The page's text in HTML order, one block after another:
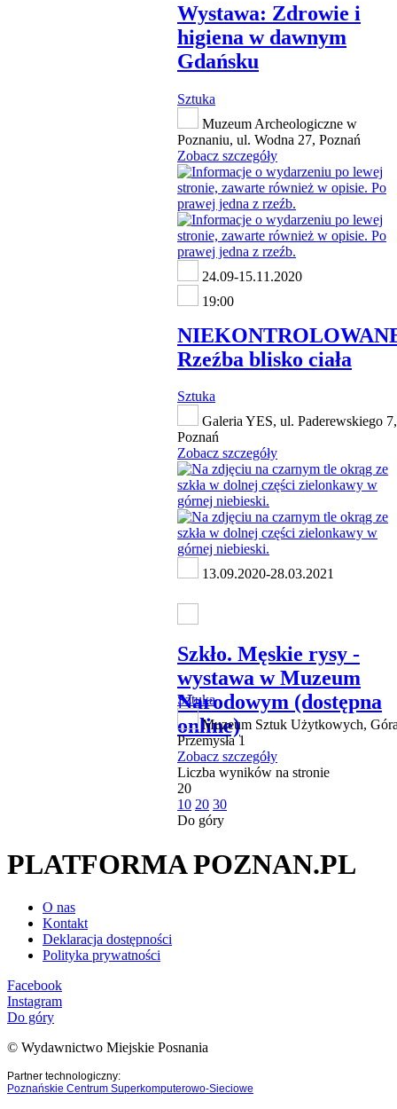
Wystawa: Zdrowie i
higiena w dawnym
Gdańsku
Sztuka
Muzeum Archeologiczne w
Poznaniu, ul. Wodna 27, Poznań
Zobacz szczegóły
24.09-15.11.2020
19:00
Rzeźba blisko ciała
Sztuka
Galeria YES, ul. Paderewskiego 7,
Poznań
Zobacz szczegóły
13.09.2020-28.03.2021
Szkło. Męskie rysy -
wystawa w Muzeum
Narodowym (dostępna
online)
Sztuka
Muzeum Sztuk Użytkowych,
Przemysła 1
Zobacz szczegóły
Liczba wyników na stronie
20
10 20 30
Do góry
PLATFORMA POZNAN.PL
O nas
Kontakt
Deklaracja dostępności
Polityka prywatności
Facebook
Instagram
Do góry
© Wydawnictwo Miejskie Posnania
Partner technologiczny:
Poznańskie Centrum Superkomputerowo-Sieciowe